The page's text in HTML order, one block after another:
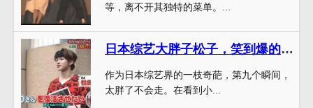
等，离不开其独特的菜单。...
日本综艺大胖子松子，笑到爆的13个童言无忌瞬间
作为日本综艺界的一枝奇葩，第九个瞬间，
太胖了不会走。在看到小...